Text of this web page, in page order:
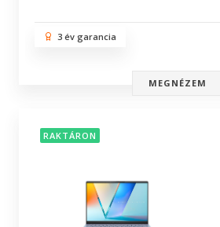
3 év garancia
MEGNÉZEM
RAKTÁRON